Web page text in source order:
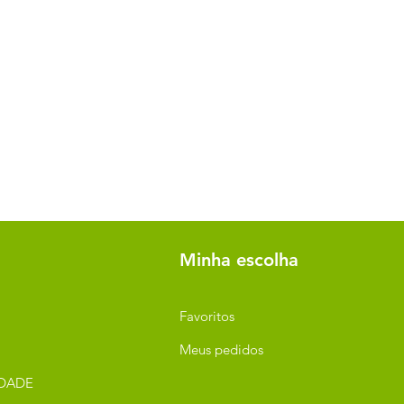
Minha escolha
Favoritos
Meus pedidos